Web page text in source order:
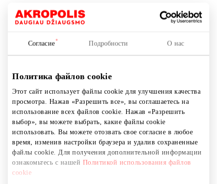
Согласие Подробности О нас
Политика файлов cookie
Этот сайт использует файлы cookie для улучшения качества
просмотра. Нажав «Разрешить все», вы соглашаетесь на
использование всех файлов cookie. Нажав «Разрешить
выбор», вы можете выбрать, какие файлы cookie
использовать. Вы можете отозвать свое согласие в любое
время, изменив настройки браузера и удалив сохраненные
файлы cookie. Для получения дополнительной информации
ознакомьтесь с нашей Политикой использования файлов
cookie
Банкоматы